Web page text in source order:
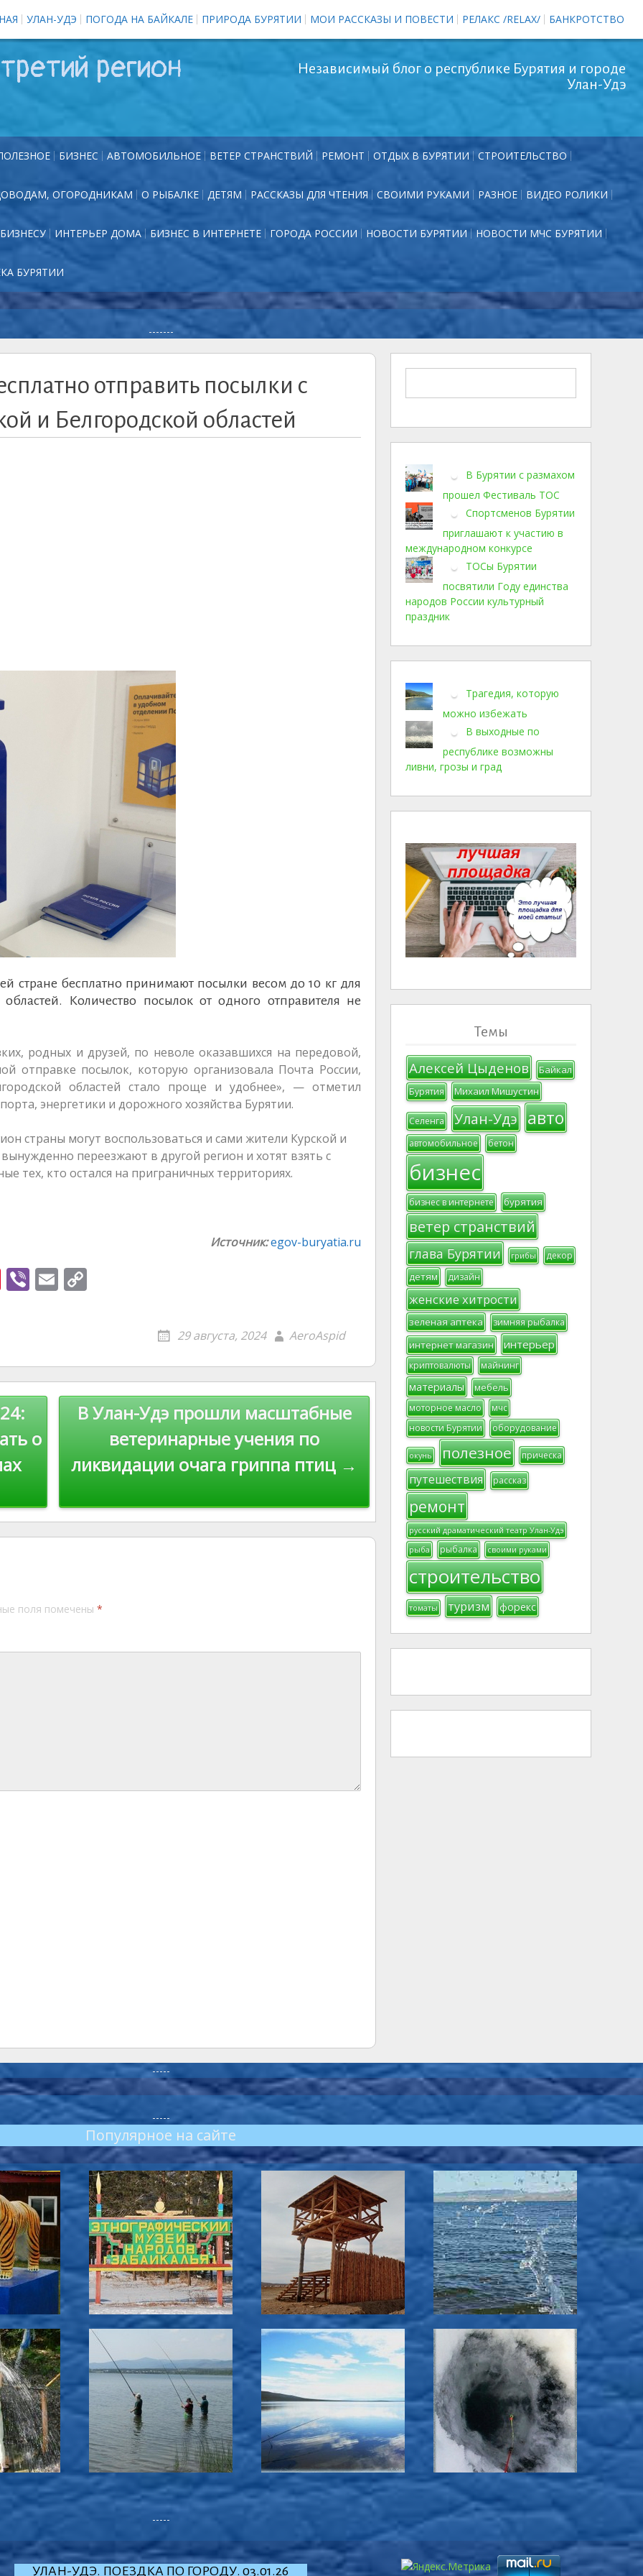
УЛАН-УДЭ ПОГОДА НА БАЙКАЛЕ ПРИРОДА БУРЯТИИ МОИ РАССКАЗЫ И ПОВЕСТИ РЕЛАКС /RELAX/ БАНКРОТСТВО
регион
Независимый блог о республике Бурятия и городе
Улан-Удэ
БИЗНЕС АВТОМОБИЛЬНОЕ ВЕТЕР СТРАНСТВИЙ РЕМОНТ ОТДЫХ В БУРЯТИИ СТРОИТЕЛЬСТВО
ОГОРОДНИКАМ О РЫБАЛКЕ ДЕТЯМ РАССКАЗЫ ДЛЯ ЧТЕНИЯ СВОИМИ РУКАМИ РАЗНОЕ ВИДЕО РОЛИКИ
БИЗНЕСУ ИНТЕРЬЕР ДОМА БИЗНЕС В ИНТЕРНЕТЕ ГОРОДА РОССИИ НОВОСТИ БУРЯТИИ НОВОСТИ МЧС БУРЯТИИ
БУРЯТИИ
-------
отправить посылки с
и Белгородской областей
стране бесплатно принимают посылки весом до 10 кг для
Количество посылок от одного отправителя не
родных и друзей, по неволе оказавшихся на передовой,
отправке посылок, которую организовала Почта России,
областей стало проще и удобнее», — отметил
энергетики и дорожного хозяйства Бурятии.
страны могут воспользоваться и сами жители Курской и
переезжают в другой регион и хотят взять с
тех, кто остался на приграничных территориях.
Источник:egov-buryatia.ru
Pi
nt
st
Vi
b
E
m
Li
n
k
29 августа, 2024 AeroAspid
В Улан-Удэ прошли масштабные
ветеринарные учения по
ликвидации очага гриппа птиц →
о
поля помечены *
В Бурятии с размахом
прошел Фестиваль ТОС
Спортсменов Бурятии
приглашают к участию в
международном конкурсе
ТОСы Бурятии
посвятили Году единства
народов России культурный
праздник
Трагедия, которую
можно избежать
В выходные по
республике возможны
ливни, грозы и град
Темы
Алексей Цыденов Байкал
Бурятия Михаил Мишустин
Селенга Улан-Удэ авто
автомобильное бетон
бизнес
бизнес в интернете бурятия
ветер странствий
глава Бурятии грибы декор
детям дизайн
женские хитрости
зеленая аптека зимняя рыбалка
интернет магазин интерьер
криптовалюты майнинг
материалы мебель
моторное масло
мчс
новости Бурятии
оборудование
окунь полезное прическа
путешествия рассказ
ремонт
русский драматический театр Улан-Удэ
рыба
рыбалка своими руками
строительство
томаты туризм форекс
-----
-----
Популярное на сайте
-----
УЛАН-УДЭ. ПОЕЗДКА ПО ГОРОДУ. 03.01.26